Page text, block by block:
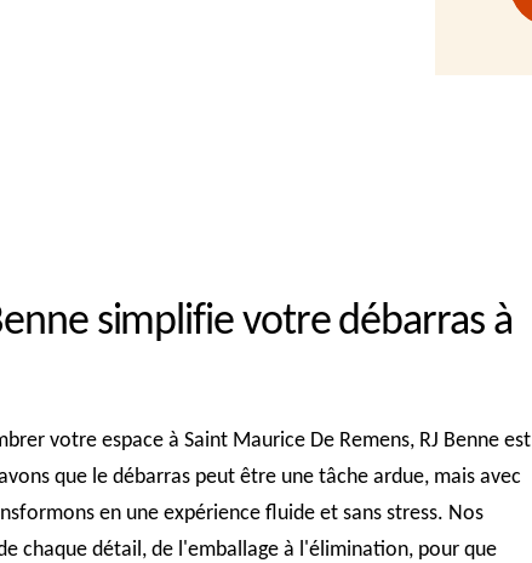
simplifie votre débarras à
votre espace à Saint Maurice De Remens, RJ Benne est
que le débarras peut être une tâche ardue, mais avec
en une expérience fluide et sans stress. Nos
chaque détail, de l'emballage à l'élimination, pour que